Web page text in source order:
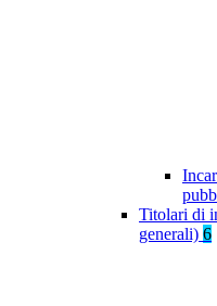
Titolari di
generali) 6